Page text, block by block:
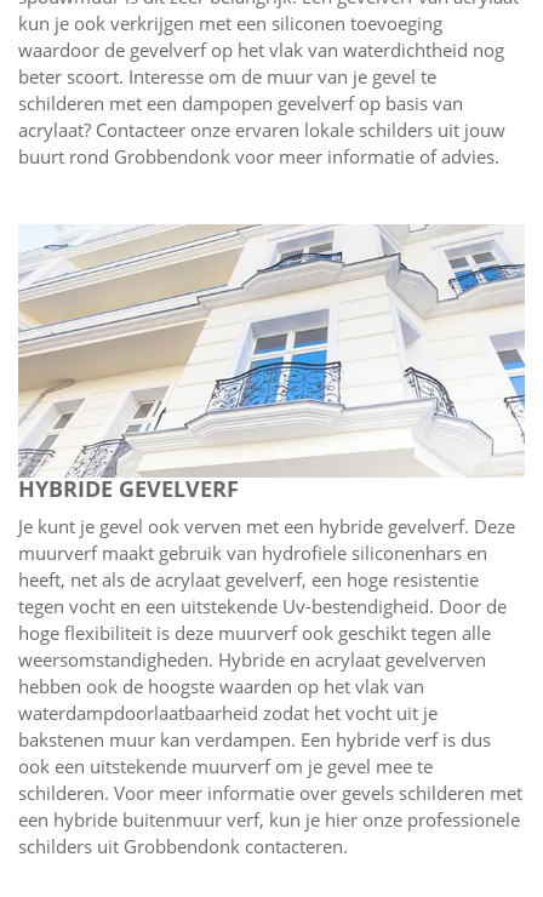
kun je ook verkrijgen met een siliconen toevoeging
waardoor de gevelverf op het vlak van waterdichtheid nog
beter scoort. Interesse om de muur van je gevel te
schilderen met een dampopen gevelverf op basis van
acrylaat? Contacteer onze ervaren lokale schilders uit jouw
buurt rond Grobbendonk voor meer informatie of advies.
HYBRIDE GEVELVERF
Je kunt je gevel ook verven met een hybride gevelverf. Deze
muurverf maakt gebruik van hydrofiele siliconenhars en
heeft, net als de acrylaat gevelverf, een hoge resistentie
tegen vocht en een uitstekende Uv-bestendigheid. Door de
hoge flexibiliteit is deze muurverf ook geschikt tegen alle
weersomstandigheden. Hybride en acrylaat gevelverven
hebben ook de hoogste waarden op het vlak van
waterdampdoorlaatbaarheid zodat het vocht uit je
bakstenen muur kan verdampen. Een hybride verf is dus
ook een uitstekende muurverf om je gevel mee te
schilderen. Voor meer informatie over gevels schilderen met
een hybride buitenmuur verf, kun je hier onze professionele
schilders uit Grobbendonk contacteren.